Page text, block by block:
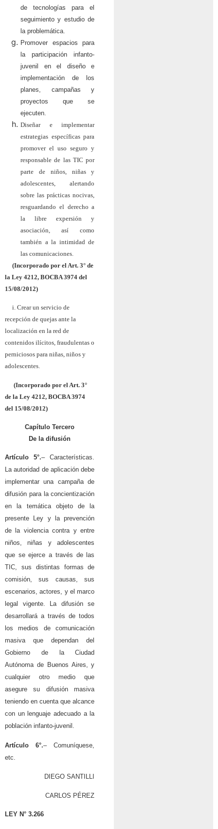
de tecnologías para el
seguimiento y estudio de
la problemática.
Promover espacios para
la participación infanto-
juvenil en el diseño e
implementación de los
planes, campañas y
proyectos que se
ejecuten.
Diseñar e implementar
estrategias específicas para
promover el uso seguro y
responsable de las TIC por
parte de niños, niñas y
adolescentes, alertando
sobre las prácticas nocivas,
resguardando el derecho a
la libre expersión y
asociación, así como
también a la intimidad de
las comunicaciones.
(Incorporado por el Art. 3° de
la Ley 4212, BOCBA 3974 del
15/08/2012)
i. Crear un servicio de
recepción de quejas ante la
localización en la red de
contenidos ilícitos, fraudulentas o
perniciosos para niñas, niños y
adolescentes.
(Incorporado por el Art. 3°
de la Ley 4212, BOCBA 3974
del 15/08/2012)
Capítulo Tercero
De la difusión
Artículo 5°.– Características.
La autoridad de aplicación debe
implementar una campaña de
difusión para la concientización
en la temática objeto de la
presente Ley y la prevención
de la violencia contra y entre
niños, niñas y adolescentes
que se ejerce a través de las
TIC, sus distintas formas de
comisión, sus causas, sus
escenarios, actores, y el marco
legal vigente. La difusión se
desarrollará a través de todos
los medios de comunicación
masiva que dependan del
Gobierno de la Ciudad
Autónoma de Buenos Aires, y
cualquier otro medio que
asegure su difusión masiva
teniendo en cuenta que alcance
con un lenguaje adecuado a la
población infanto-juvenil.
Artículo 6°.– Comuníquese,
etc.
DIEGO SANTILLI
CARLOS PÉREZ
LEY N° 3.266